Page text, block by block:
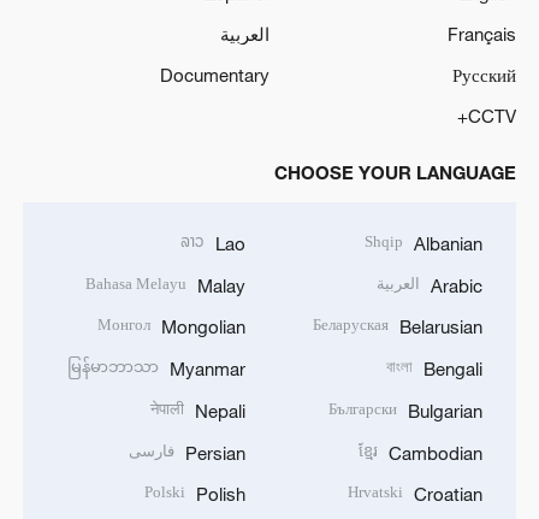
Français
العربية
Русский
Documentary
CCTV+
CHOOSE YOUR LANGUAGE
Albanian
Shqip
Arabic العربية
Belarusian
Беларуская
Bengali
বাংলা
Bulgarian
Български
Cambodian
ខ្មែរ
Croatian
Hrvatski
Lao
ລາວ
Malay
Bahasa Melayu
Mongolian
Монгол
Myanmar
မြန်မာဘာသာ
Nepali
नेपाली
Persian فارسی
Polish
Polski